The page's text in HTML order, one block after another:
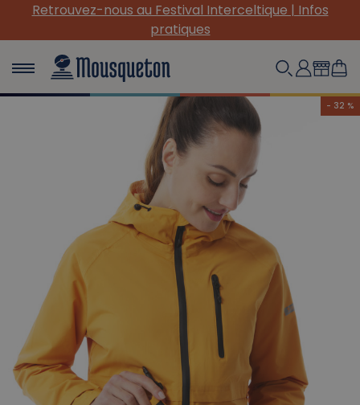
(Re) Découvrez nos INDISPENSABLES en toile !
- 32 %